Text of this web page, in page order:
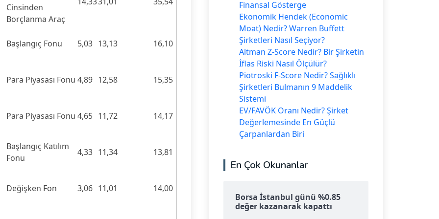
Cinsinden
Borçlanma Araç
Başlangıç Fonu 5,03 13,13 16,10
Para Piyasası Fonu 4,89 12,58 15,35
Para Piyasası Fonu 4,65 11,72 14,17
Başlangıç Katılım
Fonu
4,33 11,34 13,81
Değişken Fon 3,06 11,01 14,00
Finansal Gösterge
Ekonomik Hendek (Economic
Moat) Nedir? Warren Buffett
Şirketleri Nasıl Seçiyor?
Altman Z-Score Nedir? Bir Şirketin
İflas Riski Nasıl Ölçülür?
Piotroski F-Score Nedir? Sağlıklı
Şirketleri Bulmanın 9 Maddelik
Sistemi
EV/FAVÖK Oranı Nedir? Şirket
Değerlemesinde En Güçlü
Çarpanlardan Biri
En Çok Okunanlar
Borsa İstanbul günü %0.85
değer kazanarak kapattı